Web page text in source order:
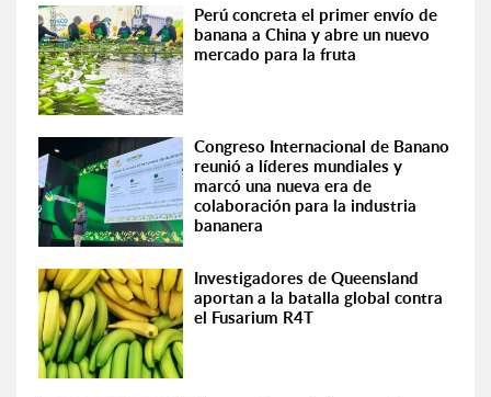
Perú concreta el primer envío de
banana a China y abre un nuevo
mercado para la fruta
Congreso Internacional de Banano
reunió a líderes mundiales y
marcó una nueva era de
colaboración para la industria
bananera
Investigadores de Queensland
aportan a la batalla global contra
el Fusarium R4T